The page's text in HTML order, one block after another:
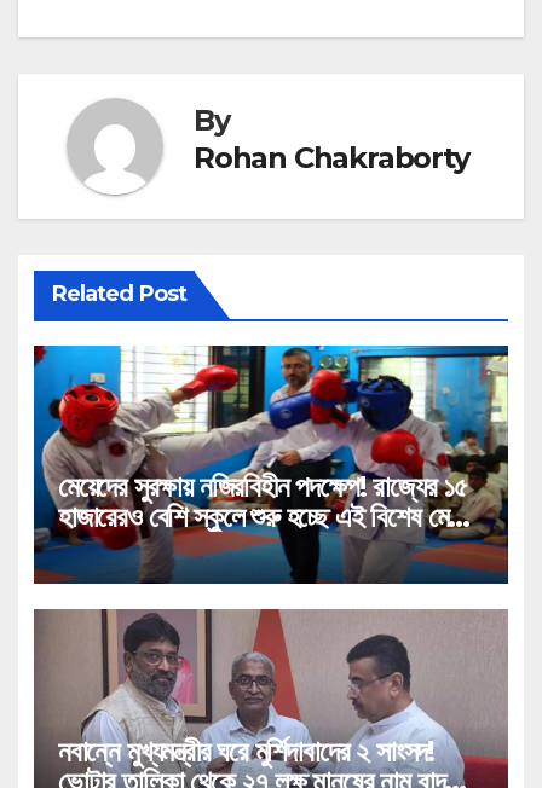
By
Rohan Chakraborty
Related Post
মেয়েদের সুরক্ষায় নজিরবিহীন পদক্ষেপ! রাজ্যের ১৫
হাজারেরও বেশি স্কুলে শুরু হচ্ছে এই বিশেষ মেগা
প্রশিক্ষণ!
নবান্নে মুখ্যমন্ত্রীর ঘরে মুর্শিদাবাদের ২ সাংসদ!